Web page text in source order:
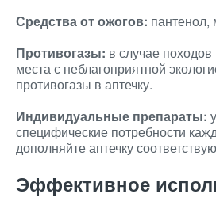
Средства от ожогов: пантенол,
Противогазы: в случае
места с неблагоприятной
противогазы в аптечку.
Индивидуальные препараты:
специфические потребности
дополняйте аптечку
Эффективное